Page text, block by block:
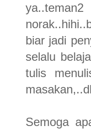
biar jadi
selalu
tulis
Semoga